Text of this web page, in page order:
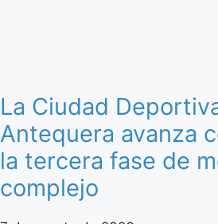
La Ciudad
Antequera avanza
la tercera fase de
complejo